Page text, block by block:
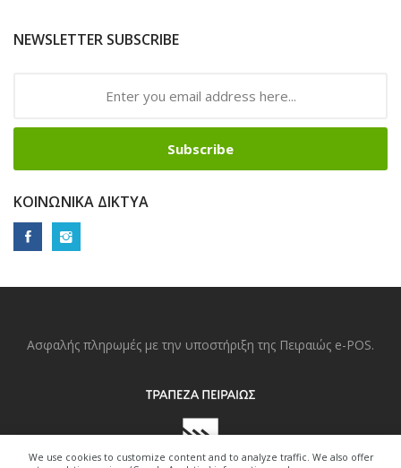
We use cookies to customize content and to analyze traffic. We also offer
NEWSLETTER SUBSCRIBE
Subscribe
ΚΟΙΝΩΝΙΚΆ ΔΊΚΤΥΑ
Ασφαλής πληρωμές με την υποστήριξη της Πειραιώς e-POS.